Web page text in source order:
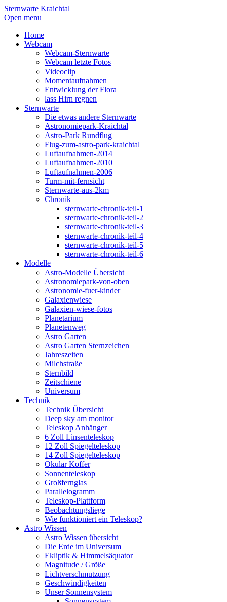
Sternwarte Kraichtal
Open menu
Home
Webcam
Webcam-Sternwarte
Webcam letzte Fotos
Videoclip
Momentaufnahmen
Entwicklung der Flora
lass Hirn regnen
Sternwarte
Die etwas andere Sternwarte
Astronomiepark-Kraichtal
Astro-Park Rundflug
Flug-zum-astro-park-kraichtal
Luftaufnahmen-2014
Luftaufnahmen-2010
Luftaufnahmen-2006
Turm-mit-fernsicht
Sternwarte-aus-2km
Chronik
sternwarte-chronik-teil-1
sternwarte-chronik-teil-2
sternwarte-chronik-teil-3
sternwarte-chronik-teil-4
sternwarte-chronik-teil-5
sternwarte-chronik-teil-6
Modelle
Astro-Modelle Übersicht
Astronomiepark-von-oben
Astronomie-fuer-kinder
Galaxienwiese
Galaxien-wiese-fotos
Planetarium
Planetenweg
Astro Garten
Astro Garten Sternzeichen
Jahreszeiten
Milchstraße
Sternbild
Zeitschiene
Universum
Technik
Technik Übersicht
Deep sky am monitor
Teleskop Anhänger
6 Zoll Linsenteleskop
12 Zoll Spiegelteleskop
14 Zoll Spiegelteleskop
Okular Koffer
Sonnenteleskop
Großfernglas
Parallelogramm
Teleskop-Plattform
Beobachtungsliege
Wie funktioniert ein Teleskop?
Astro Wissen
Astro Wissen übersicht
Die Erde im Universum
Ekliptik & Himmelsäquator
Magnitude / Größe
Lichtverschmutzung
Geschwindigkeiten
Unser Sonnensystem